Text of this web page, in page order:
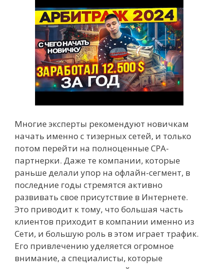
Многие эксперты рекомендуют новичкам
начать именно с тизерных сетей, и только
потом перейти на полноценные CPA-
партнерки. Даже те компании, которые
раньше делали упор на офлайн-сегмент, в
последние годы стремятся активно
развивать свое присутствие в Интернете.
Это приводит к тому, что большая часть
клиентов приходит в компании именно из
Сети, и большую роль в этом играет трафик.
Его привлечению уделяется огромное
внимание, а специалисты, которые